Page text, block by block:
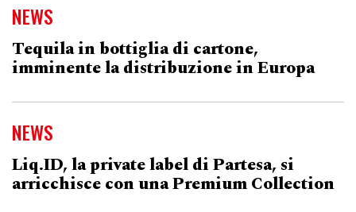
NEWS
Tequila in bottiglia di cartone,
imminente la distribuzione in Europa
NEWS
Liq.ID, la private label di Partesa, si
arricchisce con una Premium Collection